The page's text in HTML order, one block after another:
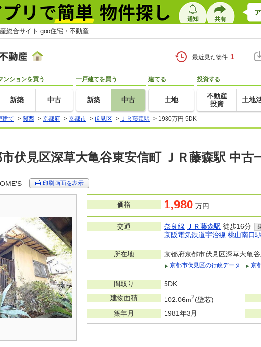
総合サイト goo住宅・不動産
最近見た物件 1
ンションを買う
新築 中古
一戸建てを買う
新築 中古
建てる
土地
投資する
不動産
投資
土地
建て > 関西 > 京都府 > 京都市 > 伏見区 > ＪＲ藤森駅 > 1980万円 5DK
伏見区深草大亀谷東安信町 ＪＲ藤森駅 中古
印刷画面を表示
価格 1,980 万円
交通 奈良線 ＪＲ藤森駅 徒歩16分
京阪電気鉄道宇治線 桃山南口駅
所在地 京都府京都市伏見区深草大亀
京都市伏見区の行政データ
京
間取り
5DK
建物面積
102.06m2(壁芯)
築年月
1981年3月